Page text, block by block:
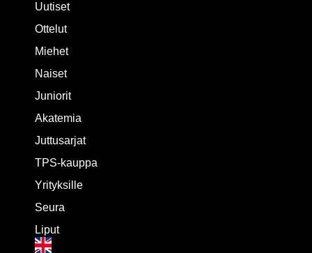
Uutiset
Ottelut
Miehet
Naiset
Juniorit
Akatemia
Juttusarjat
TPS-kauppa
Yrityksille
Seura
Liput